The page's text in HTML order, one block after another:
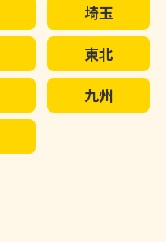
埼玉
東北
九州